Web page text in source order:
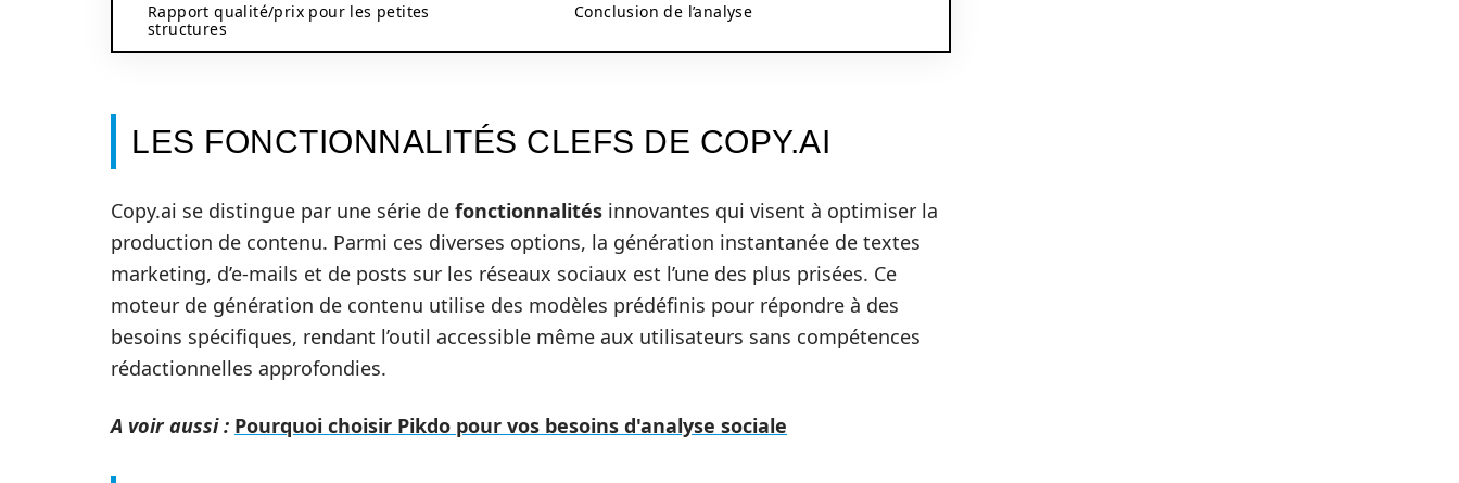
Rapport qualité/prix pour les petites
structures
Conclusion de l’analyse
LES FONCTIONNALITÉS CLEFS DE COPY.AI
Copy.ai se distingue par une série de fonctionnalités innovantes qui visent à optimiser la
production de contenu. Parmi ces diverses options, la génération instantanée de textes
marketing, d’e-mails et de posts sur les réseaux sociaux est l’une des plus prisées. Ce
moteur de génération de contenu utilise des modèles prédéfinis pour répondre à des
besoins spécifiques, rendant l’outil accessible même aux utilisateurs sans compétences
rédactionnelles approfondies.
A voir aussi : Pourquoi choisir Pikdo pour vos besoins d'analyse sociale